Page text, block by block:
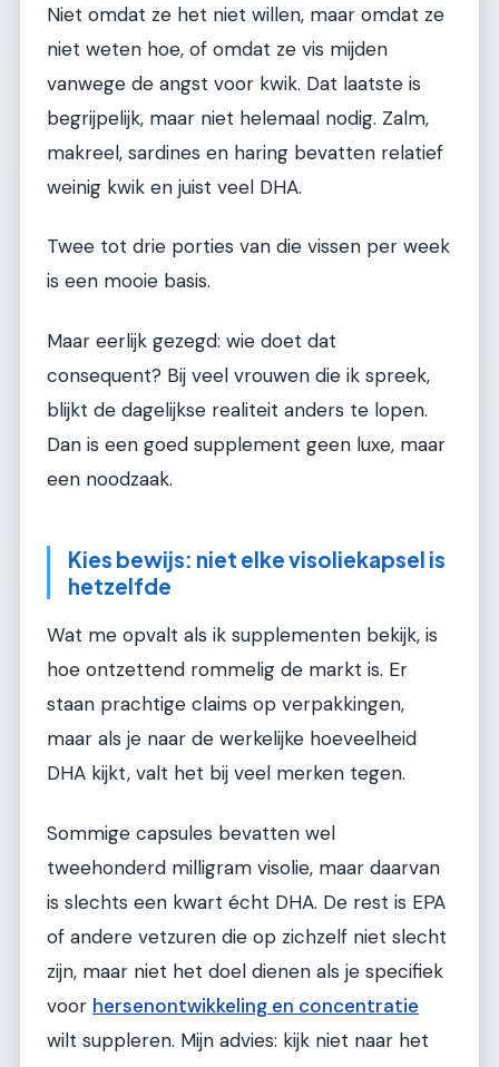
Niet omdat ze het niet willen, maar omdat ze
niet weten hoe, of omdat ze vis mijden
vanwege de angst voor kwik. Dat laatste is
begrijpelijk, maar niet helemaal nodig. Zalm,
makreel, sardines en haring bevatten relatief
weinig kwik en juist veel DHA.
Twee tot drie porties van die vissen per week
is een mooie basis.
Maar eerlijk gezegd: wie doet dat
consequent? Bij veel vrouwen die ik spreek,
blijkt de dagelijkse realiteit anders te lopen.
Dan is een goed supplement geen luxe, maar
een noodzaak.
Kies bewijs: niet elke visoliekapsel is
hetzelfde
Wat me opvalt als ik supplementen bekijk, is
hoe ontzettend rommelig de markt is. Er
staan prachtige claims op verpakkingen,
maar als je naar de werkelijke hoeveelheid
DHA kijkt, valt het bij veel merken tegen.
Sommige capsules bevatten wel
tweehonderd milligram visolie, maar daarvan
is slechts een kwart écht DHA. De rest is EPA
of andere vetzuren die op zichzelf niet slecht
zijn, maar niet het doel dienen als je specifiek
voor hersenontwikkeling en concentratie
wilt suppleren. Mijn advies: kijk niet naar het